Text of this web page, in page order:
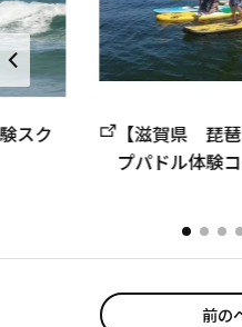
スク
【滋賀県 琵
プパドル体験
前の